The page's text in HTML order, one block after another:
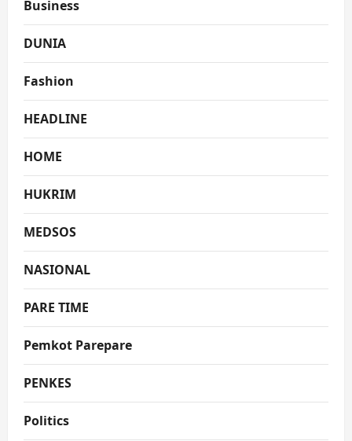
Business
DUNIA
Fashion
HEADLINE
HOME
HUKRIM
MEDSOS
NASIONAL
PARE TIME
Pemkot Parepare
PENKES
Politics